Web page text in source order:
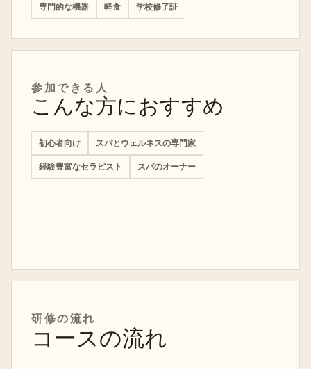
専門的な機器
軽食 学校修了証
参加できる人
こんな方におすすめ
初心者向け
スパとウェルネスの専門家
経験豊富なセラピスト
スパのオーナー
研修の流れ
コースの流れ